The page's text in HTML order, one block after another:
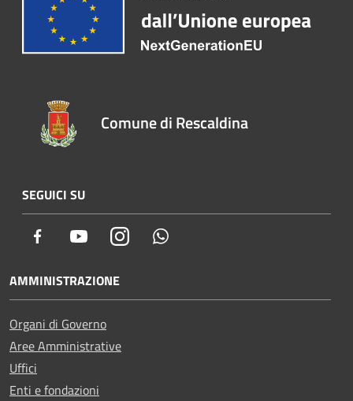
Comune di Rescaldina
SEGUICI SU
Facebook YoutubeInstagram
AMMINISTRAZIONE
Organi di Governo
Aree Amministrative
Uffici
Enti e fondazioni